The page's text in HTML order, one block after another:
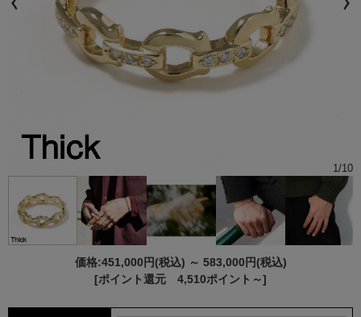
1/10
価格:451,000円(税込) ～ 583,000円(税込)
[ポイント還元 4,510ポイント～]